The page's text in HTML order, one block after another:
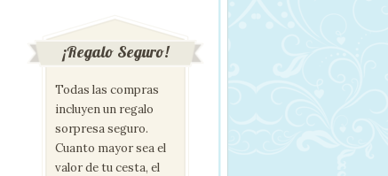
¡Regalo Seguro!
Todas las compras
incluyen un regalo
sorpresa seguro.
Cuanto mayor sea el
valor de tu cesta, el